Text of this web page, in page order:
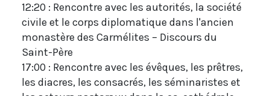
12:20 : Rencontre avec les autorités, la société
civile et le corps diplomatique dans l'ancien
monastère des Carmélites – Discours du
Saint-Père
17:00 : Rencontre avec les évêques, les prêtres,
les diacres, les consacrés, les séminaristes et